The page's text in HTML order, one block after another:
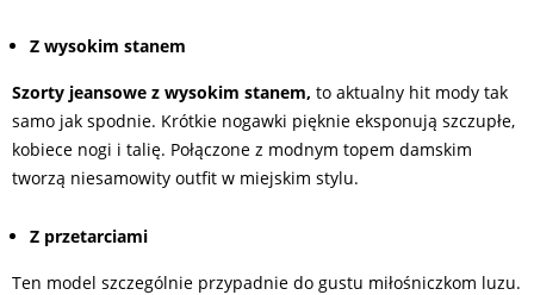
Z wysokim stanem
Szorty jeansowe z wysokim stanem, to aktualny hit mody tak
samo jak spodnie. Krótkie nogawki pięknie eksponują szczupłe,
kobiece nogi i talię. Połączone z modnym topem damskim
tworzą niesamowity outfit w miejskim stylu.
Z przetarciami
Ten model szczególnie przypadnie do gustu miłośniczkom luzu.